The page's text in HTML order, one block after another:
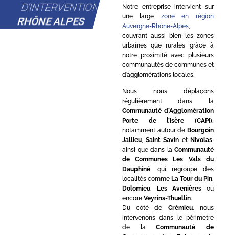
D'INTERVENTION
RHÔNE ALPES
Notre entreprise intervient sur
une large zone en région
Auvergne-Rhône-Alpes,
couvrant aussi bien les zones
urbaines que rurales grâce à
notre proximité avec plusieurs
communautés de communes et
d’agglomérations locales.
Nous nous déplaçons
régulièrement dans la
Communauté d’Agglomération
Porte de l’Isère (CAPI),
notamment autour de Bourgoin
Jallieu,Saint Savin et Nivolas,
ainsi que dans la Communauté
de Communes Les Vals du
Dauphiné, qui regroupe des
localités comme La Tour du Pin,
Dolomieu, Les Avenièresou
encore Veyrins-Thuellin.
Du côté de Crémieu, nous
intervenons dans le périmètre
de laCommunauté de